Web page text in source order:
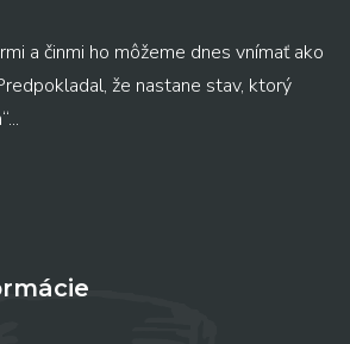
a činmi ho môžeme dnes vnímať ako
že nastane stav, ktorý